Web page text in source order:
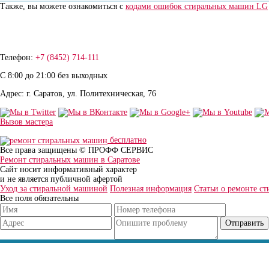
Также, вы можете ознакомиться с кодами ошибок стиральных машин LG
Телефон: +7 (8452) 714-111
С 8:00 до 21:00 без выходных
Адрес: г. Саратов, ул. Политехническая, 76
Вызов мастера
бесплатно
Все права защищены © ПРОФФ СЕРВИС
Ремонт стиральных машин в Саратове
Сайт носит информативный характер
и не является публичной афертой
Уход за стиральной машиной Полезная информация Статьи о ремонте
Все поля обязательны